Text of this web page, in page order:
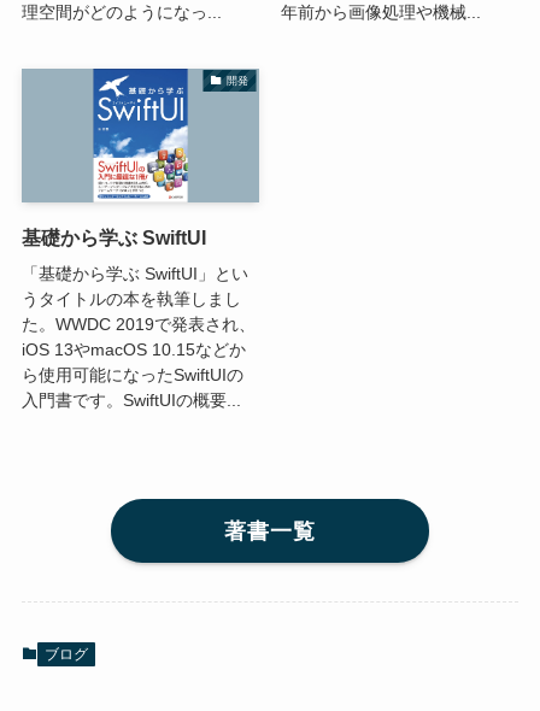
理空間がどのようになっ...
年前から画像処理や機械...
開発
基礎から学ぶ SwiftUI
「基礎から学ぶ SwiftUI」とい
うタイトルの本を執筆しまし
た。WWDC 2019で発表され、
iOS 13やmacOS 10.15などか
ら使用可能になったSwiftUIの
入門書です。SwiftUIの概要...
著書一覧
ブログ